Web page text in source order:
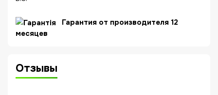
Гарантия от производителя 12
месяцев
Отзывы